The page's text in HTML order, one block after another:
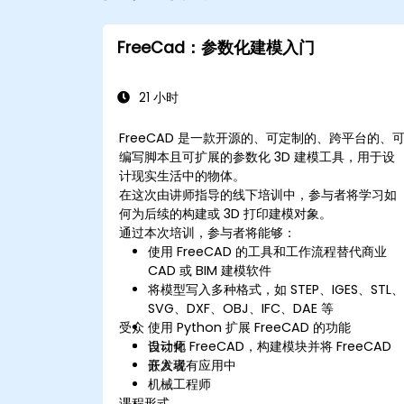
FreeCad：参数化建模入门
21 小时
FreeCAD 是一款开源的、可定制的、跨平台的、
编写脚本且可扩展的参数化 3D 建模工具，用于设
计现实生活中的物体。
在这次由讲师指导的线下培训中，参与者将学习如
何为后续的构建或 3D 打印建模对象。
通过本次培训，参与者将能够：
使用 FreeCAD 的工具和工作流程替代商业
CAD 或 BIM 建模软件
将模型写入多种格式，如 STEP、IGES、STL、
SVG、DXF、OBJ、IFC、DAE 等
使用 Python 扩展 FreeCAD 的功能
自动化 FreeCAD，构建模块并将 FreeCAD
嵌入现有应用中
受众
设计师
开发者
机械工程师